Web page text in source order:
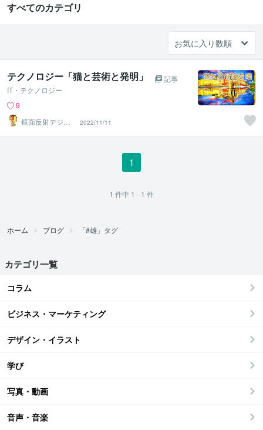
すべてのカテゴリ
テクノロジー「猫と芸術と発明」
記事
IT・テクノロジー
9
鏡面反射デジタ
ルアート製作所
（鈴木穣）
2022/11/11
1
1 件中 1 - 1 件
ホーム ブログ 「#雄」タグ
カテゴリ一覧
コラム
ビジネス・マーケティング
デザイン・イラスト
学び
写真・動画
音声・音楽